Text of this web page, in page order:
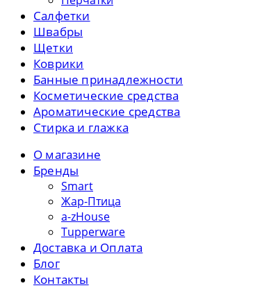
Салфетки
Швабры
Щетки
Коврики
Банные принадлежности
Косметические средства
Ароматические средства
Стирка и глажка
О магазине
Бренды
Smart
Жар-Птица
a-zHouse
Tupperware
Доставка и Оплата
Блог
Контакты